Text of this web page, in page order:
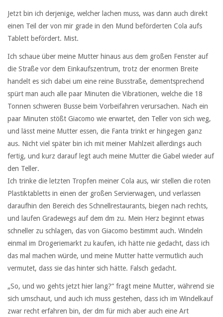
Jetzt bin ich derjenige, welcher lachen muss, was dann auch direkt
einen Teil der von mir grade in den Mund beförderten Cola aufs
Tablett befördert. Mist.
Ich schaue über meine Mutter hinaus aus dem großen Fenster auf
die Straße vor dem Einkaufszentrum, trotz der enormen Breite
handelt es sich dabei um eine reine Busstraße, dementsprechend
spürt man auch alle paar Minuten die Vibrationen, welche die 18
Tonnen schweren Busse beim Vorbeifahren verursachen. Nach ein
paar Minuten stößt Giacomo wie erwartet, den Teller von sich weg,
und lässt meine Mutter essen, die Fanta trinkt er hingegen ganz
aus. Nicht viel später bin ich mit meiner Mahlzeit allerdings auch
fertig, und kurz darauf legt auch meine Mutter die Gabel wieder auf
den Teller.
Ich trinke die letzten Tropfen meiner Cola aus, wir stellen die roten
Plastiktabletts in einen der großen Servierwagen, und verlassen
daraufhin den Bereich des Schnellrestaurants, biegen nach rechts,
und laufen Gradewegs auf dem dm zu. Mein Herz beginnt etwas
schneller zu schlagen, das von Giacomo bestimmt auch. Windeln
einmal im Drogeriemarkt zu kaufen, ich hätte nie gedacht, dass ich
das mal machen würde, und meine Mutter hatte vermutlich auch
vermutet, dass sie das hinter sich hätte. Falsch gedacht.
„So, und wo gehts jetzt hier lang?“ fragt meine Mutter, während sie
sich umschaut, und auch ich muss gestehen, dass ich im Windelkauf
zwar recht erfahren bin, der dm für mich aber auch eine Art